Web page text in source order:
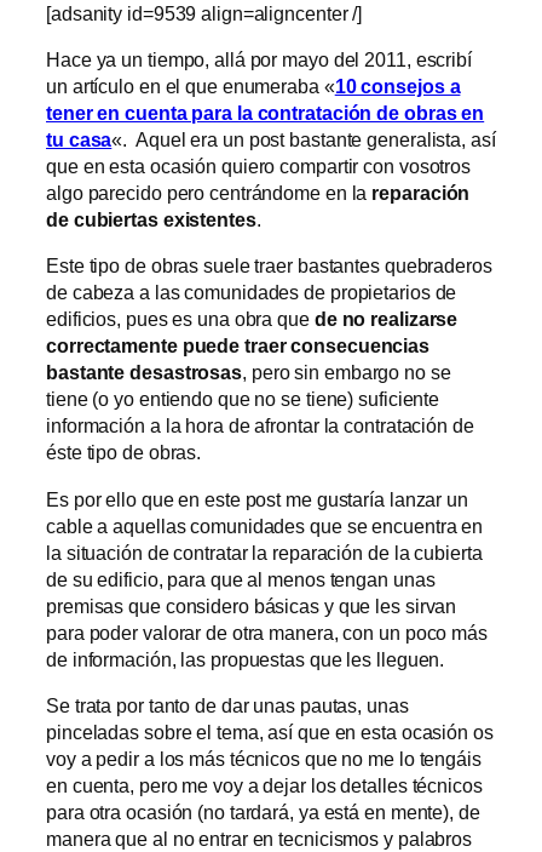
[adsanity id=9539 align=aligncenter /]
Hace ya un tiempo, allá por mayo del 2011, escribí
un artículo en el que enumeraba «10 consejos a
tener en cuenta para la contratación de obras en
tu casa«. Aquel era un post bastante generalista, así
que en esta ocasión quiero compartir con vosotros
algo parecido pero centrándome en la reparación
de cubiertas existentes.
Este tipo de obras suele traer bastantes quebraderos
de cabeza a las comunidades de propietarios de
edificios, pues es una obra que de no realizarse
correctamente puede traer consecuencias
bastante desastrosas, pero sin embargo no se
tiene (o yo entiendo que no se tiene) suficiente
información a la hora de afrontar la contratación de
éste tipo de obras.
Es por ello que en este post me gustaría lanzar un
cable a aquellas comunidades que se encuentra en
la situación de contratar la reparación de la cubierta
de su edificio, para que al menos tengan unas
premisas que considero básicas y que les sirvan
para poder valorar de otra manera, con un poco más
de información, las propuestas que les lleguen.
Se trata por tanto de dar unas pautas, unas
pinceladas sobre el tema, así que en esta ocasión os
voy a pedir a los más técnicos que no me lo tengáis
en cuenta, pero me voy a dejar los detalles técnicos
para otra ocasión (no tardará, ya está en mente), de
manera que al no entrar en tecnicismos y palabros